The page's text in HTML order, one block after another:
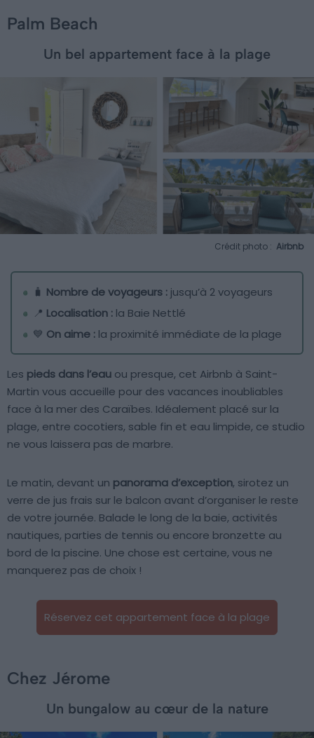
Palm Beach
Un bel appartement face à la plage
Crédit photo : Airbnb
🧳 Nombre de voyageurs : jusqu’à 2 voyageurs
📍 Localisation : la Baie Nettlé
💙 On aime : la proximité immédiate de la plage
Les pieds dans l’eau ou presque, cet Airbnb à Saint-
Martin vous accueille pour des vacances inoubliables
face à la mer des Caraïbes. Idéalement placé sur la
plage, entre cocotiers, sable fin et eau limpide, ce studio
ne vous laissera pas de marbre.
Le matin, devant un panorama d’exception, sirotez un
verre de jus frais sur le balcon avant d’organiser le reste
de votre journée. Balade le long de la baie, activités
nautiques, parties de tennis ou encore bronzette au
bord de la piscine. Une chose est certaine, vous ne
manquerez pas de choix !
Réservez cet appartement face à la plage
Chez Jérome
Un bungalow au cœur de la nature